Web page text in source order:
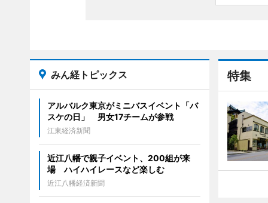
特集
みん経トピックス
アルバルク東京がミニバスイベント「バ
スケの日」 男女17チームが参戦
江東経済新聞
近江八幡で親子イベント、200組が来
場 ハイハイレースなど楽しむ
近江八幡経済新聞